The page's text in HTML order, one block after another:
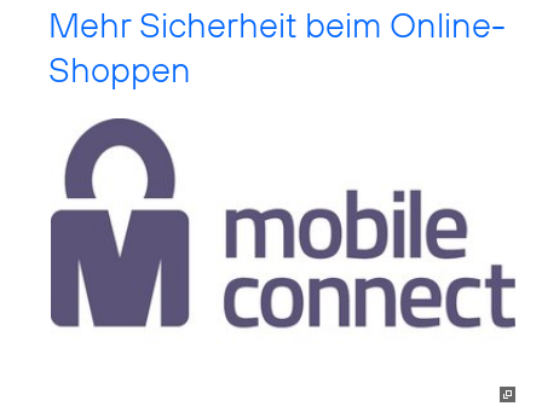
Mehr Sicherheit beim Online-
Shoppen